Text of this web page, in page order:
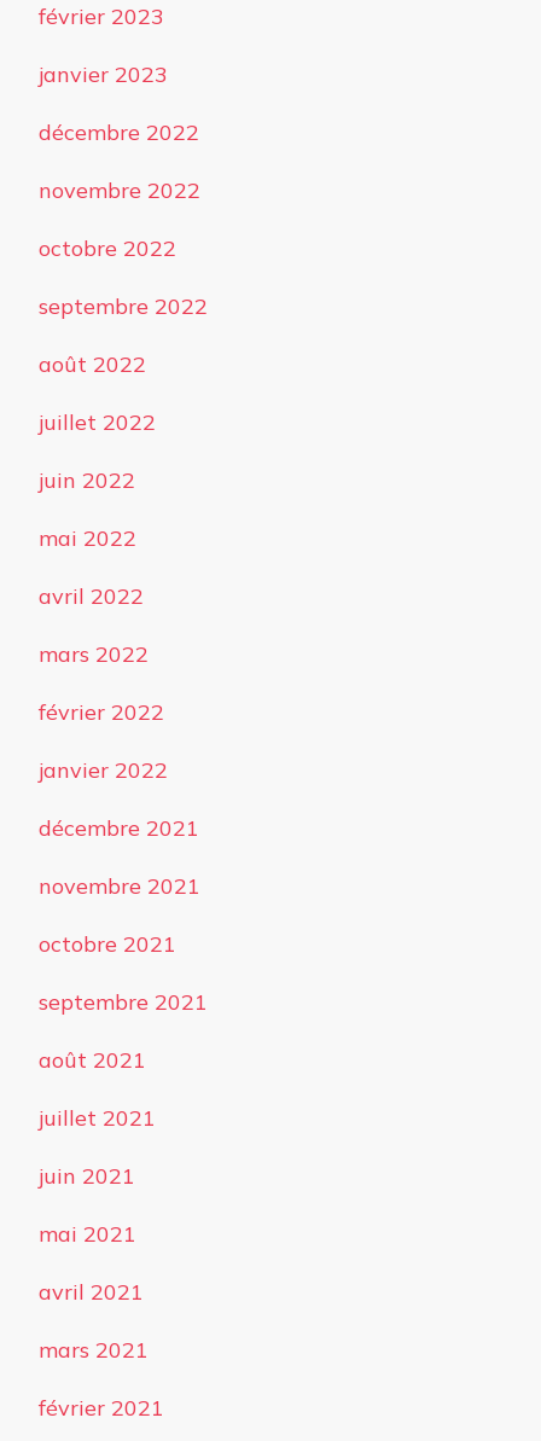
février 2023
janvier 2023
décembre 2022
novembre 2022
octobre 2022
septembre 2022
août 2022
juillet 2022
juin 2022
mai 2022
avril 2022
mars 2022
février 2022
janvier 2022
décembre 2021
novembre 2021
octobre 2021
septembre 2021
août 2021
juillet 2021
juin 2021
mai 2021
avril 2021
mars 2021
février 2021